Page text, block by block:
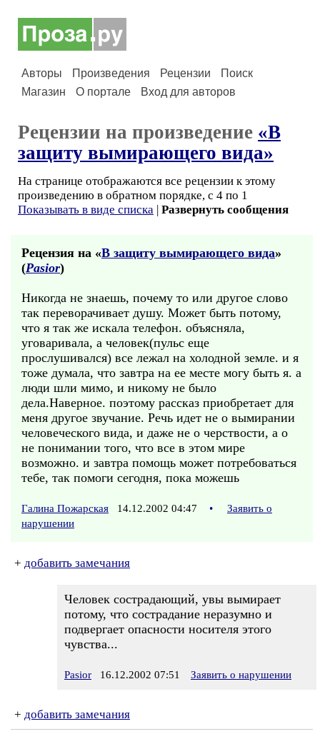
Авторы Произведения Рецензии
Поиск
Магазин
О портале Вход для авторов
Рецензии на произведение «В
защиту вымирающего вида»
На странице отображаются все рецензии к этому
произведению в обратном порядке, с 4 по 1
Показывать в виде списка | Развернуть сообщения
Рецензия на «В защиту вымирающего вида»
(Pasior)
Никогда не знаешь, почему то или другое слово
так переворачивает душу. Может быть потому,
что я так же искала телефон. объясняла,
уговаривала, а человек(пульс еще
прослушивался) все лежал на холодной земле. и я
тоже думала, что завтра на ее месте могу быть я. а
люди шли мимо, и никому не было
дела.Наверное. поэтому рассказ приобретает для
меня другое звучание. Речь идет не о вымирании
человеческого вида, и даже не о черствости, а о
не понимании того, что все в этом мире
возможно. и завтра помощь может потребоваться
тебе, так помоги сегодня, пока можешь
Галина Пожарская 14.12.2002 04:47 •
Заявить о
нарушении
+ добавить замечания
Человек сострадающий, увы вымирает
потому, что сострадание неразумно и
подвергает опасности носителя этого
чувства...
Pasior 16.12.2002 07:51 Заявить о нарушении
+ добавить замечания